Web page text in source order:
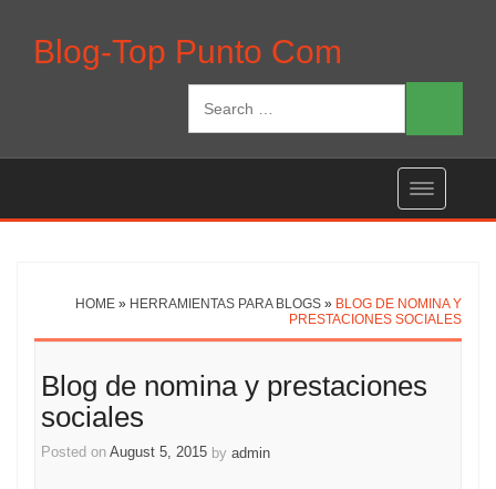
Blog-Top Punto Com
for:
HOME » HERRAMIENTAS PARA BLOGS » BLOG DE NOMINA Y
PRESTACIONES SOCIALES
Blog de nomina y prestaciones
sociales
Posted on August 5, 2015 by admin
navigation